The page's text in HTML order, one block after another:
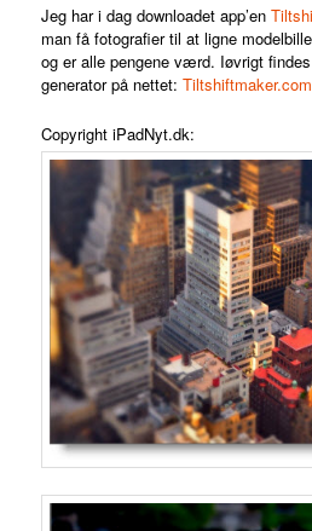
Jeg har idag downloadet app’en
man få fotografier til at ligne
og er alle pengene værd. Iøvrigt
generator på nettet:Tiltshiftmaker.com
Copyright iPadNyt.dk: